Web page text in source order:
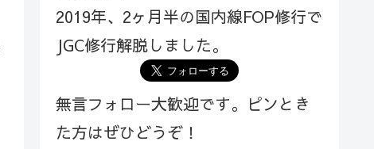
2019年、2ヶ月半の国内線FOP修行で
JGC修行解脱しました。
無言フォロー大歓迎です。ピンとき
た方はぜひどうぞ！